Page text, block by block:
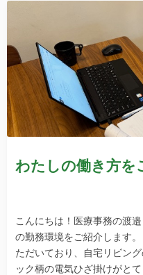
わたしの働き方を
こんにちは！医療事務の渡
の勤務環境をご紹介します
ただいており、自宅リビン
ック柄の電気ひざ掛けがと